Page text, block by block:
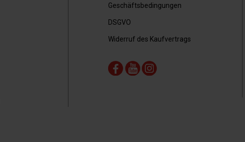
Geschäftsbedingungen
DSGVO
Widerruf des Kaufvertrags